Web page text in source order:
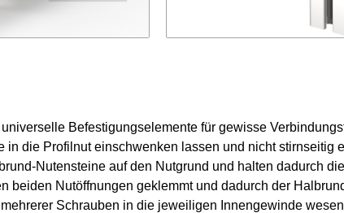
Befestigungselemente für gewisse
die Profilnut einschwenken lassen und nicht stirnseitig
Nutensteine auf den Nutgrund und halten dadurch
beiden Nutöffnungen geklemmt und dadurch der
Schrauben in die jeweiligen Innengewinde